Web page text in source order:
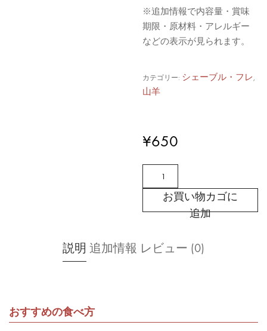
※追加情報で内容量・賞味
期限・原材料・アレルギー
などの表示が見られます。
カテゴリー: シェーブル・フレ ,
山羊
¥650
日
～
ン
お買い物カゴに
追加
説明 追加情報 レビュー (0)
おすすめの食べ方